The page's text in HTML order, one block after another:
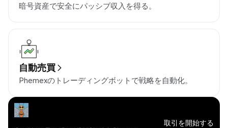
暗号資産で安全にパッシブ収入を得る。
自動売買
Phemexのトレーディングボットで戦略を自動化。
取引を開始する